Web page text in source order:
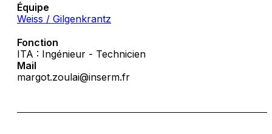
Équipe
Weiss / Gilgenkrantz
Fonction
ITA : Ingénieur - Technicien
Mail
margot.zoulai@inserm.fr